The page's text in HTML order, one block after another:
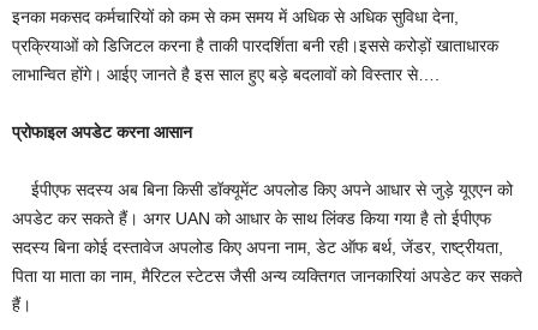
इनका मकसद कर्मचारियों को कम से कम समय में अधिक से अधिक सुविधा देना,
प्रक्रियाओं को डिजिटल करना है ताकी पारदर्शिता बनी रही।इससे करोड़ों खाताधारक
लाभान्वित होंगे। आईए जानते है इस साल हुए बड़े बदलावों को विस्तार से….
प्रोफाइल अपडेट करना आसान
ईपीएफ सदस्य अब बिना किसी डॉक्यूमेंट अपलोड किए अपने आधार से जुड़े यूएएन को
अपडेट कर सकते हैं। अगर UAN को आधार के साथ लिंक्‍ड किया गया है तो ईपीएफ
सदस्य बिना कोई दस्तावेज अपलोड किए अपना नाम, डेट ऑफ बर्थ, जेंडर, राष्ट्रीयता,
पिता या माता का नाम, मैरिटल स्‍टेटस जैसी अन्य व्यक्तिगत जानकारियां अपडेट कर सकते
हैं।